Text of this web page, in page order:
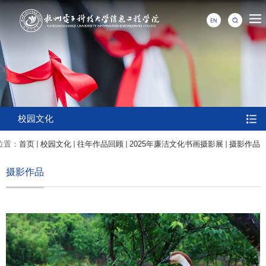
校园文化
置： 首页 校园文化 往年作品回顾 2025年廉洁文化书画摄影展 摄影作品
摄影作品